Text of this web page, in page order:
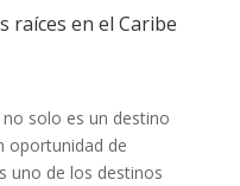
raíces en el Caribe
solo es un destino
oportunidad de
uno de los destinos